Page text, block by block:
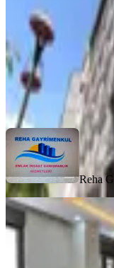
Reha Gayrimenkul
Ara
Reha
YENİ